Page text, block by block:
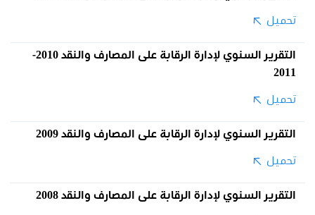
تحميل
التقرير السنوي لإدارة الرقابة على المصارف والنقد 2010-
2011
تحميل
التقرير السنوي لإدارة الرقابة على المصارف والنقد 2009
تحميل
التقرير السنوي لإدارة الرقابة على المصارف والنقد 2008